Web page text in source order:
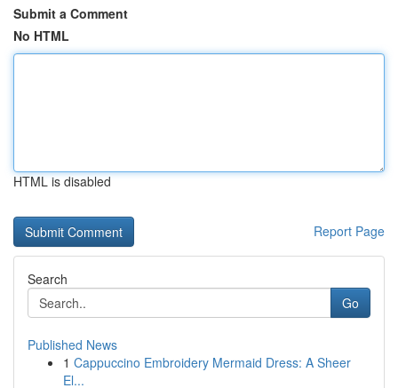
Submit a Comment
No HTML
HTML is disabled
Report Page
Search
Go
Published News
1 Cappuccino Embroidery Mermaid Dress: A Sheer
El...